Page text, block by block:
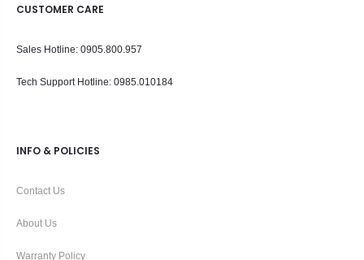
CUSTOMER CARE
Sales Hotline: 0905.800.957
Tech Support Hotline: 0985.010184
INFO & POLICIES
Contact Us
About Us
Warranty Policy